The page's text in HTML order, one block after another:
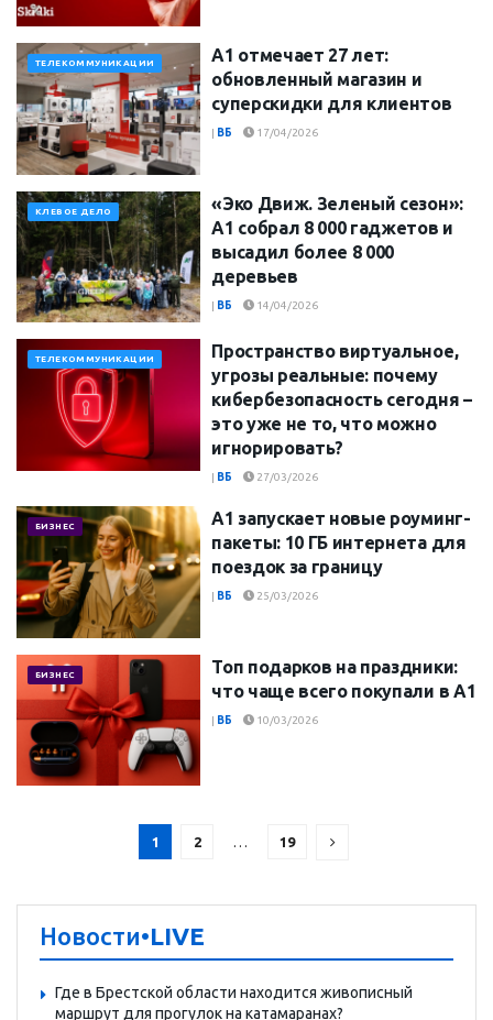
ТЕЛЕКОММУНИКАЦИИ
А1 отмечает 27 лет:
обновленный магазин и
суперскидки для клиентов
| ВБ 17/04/2026
КЛЕВОЕ ДЕЛО
«Эко Движ. Зеленый сезон»:
А1 собрал 8 000 гаджетов и
высадил более 8 000
деревьев
| ВБ 14/04/2026
ТЕЛЕКОММУНИКАЦИИ
Пространство виртуальное,
угрозы реальные: почему
кибербезопасность сегодня –
это уже не то, что можно
игнорировать?
| ВБ 27/03/2026
БИЗНЕС
А1 запускает новые роуминг-
пакеты: 10 ГБ интернета для
поездок за границу
| ВБ 25/03/2026
БИЗНЕС
Топ подарков на праздники:
что чаще всего покупали в А1
| ВБ 10/03/2026
1 2 … 19
Новости•LIVE
Где в Брестской области находится живописный
маршрут для прогулок на катамаранах?